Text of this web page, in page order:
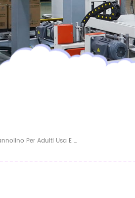
CAMPIONE GRATUITO Pannolino Per Adulti Usa E Getta Per Pantaloni Per Pannolini Per Adulti Economici Ultra Spessi Per Adulti